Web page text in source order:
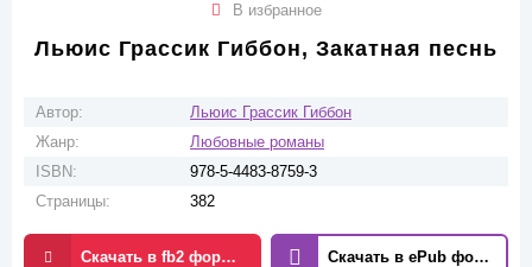
В избранное
Льюис Грассик Гиббон, Закатная песнь
Автор:
Льюис Грассик Гиббон
Жанр:
Любовные романы
ISBN:
978-5-4483-8759-3
Страницы:
382
Скачать в fb2 формате Скачать в ePub формате